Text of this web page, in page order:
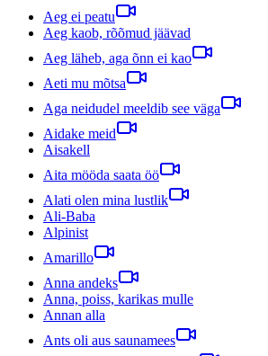
Aeg ei peatu
Aeg kaob, rõõmud jäävad
Aeg läheb, aga õnn ei kao
Aeti mu mõtsa
Aga neidudel meeldib see väga
Aidake meid
Aisakell
Aita mööda saata öö
Alati olen mina lustlik
Ali-Baba
Alpinist
Amarillo
Anna andeks
Anna, poiss, karikas mulle
Annan alla
Ants oli aus saunamees